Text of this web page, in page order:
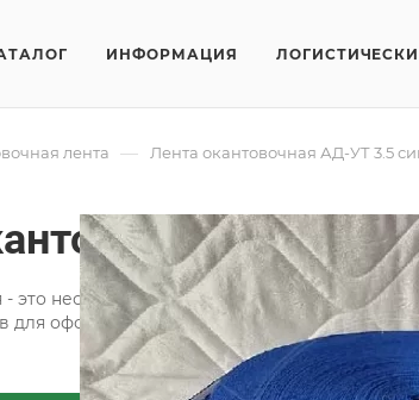
ИНФОРМАЦИЯ
лента — Лента окантовочная АД-УТ 3.5
АД-УТ
- это необходимая составляющая при
для оформления интерьера.